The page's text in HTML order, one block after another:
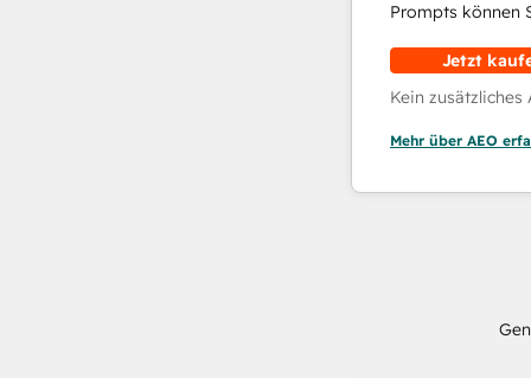
Prompts können
Jetzt
Kein
Mehr über AEO